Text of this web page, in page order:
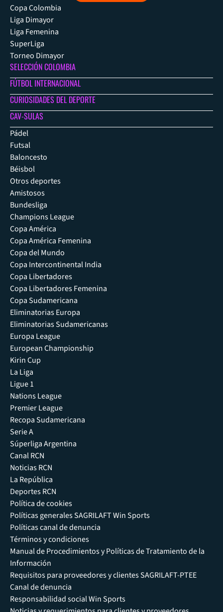
Copa Colombia
Liga Dimayor
Liga Femenina
SuperLiga
Torneo Dimayor
SELECCIÓN COLOMBIA
FÚTBOL INTERNACIONAL
CURIOSIDADES DEL DEPORTE
CAV-SULAS
Pádel
Futsal
Baloncesto
Béisbol
Otros deportes
Amistosos
Bundesliga
Champions League
Copa América
Copa América Femenina
Copa del Mundo
Copa Intercontinental India
Copa Libertadores
Copa Libertadores Femenina
Copa Sudamericana
Eliminatorias Europa
Eliminatorias Sudamericanas
Europa League
European Championship
Kirin Cup
La Liga
Ligue 1
Nations League
Premier League
Recopa Sudamericana
Serie A
Súperliga Argentina
Canal RCN
Noticias RCN
La República
Deportes RCN
Política de cookies
Políticas generales SAGRILAFT Win Sports
Políticas canal de denuncia
Términos y condiciones
Manual de Procedimientos y Políticas de Tratamiento de la
Información
Requisitos para proveedores y clientes SAGRILAFT-PTEE
Canal de denuncia
Responsabilidad social Win Sports